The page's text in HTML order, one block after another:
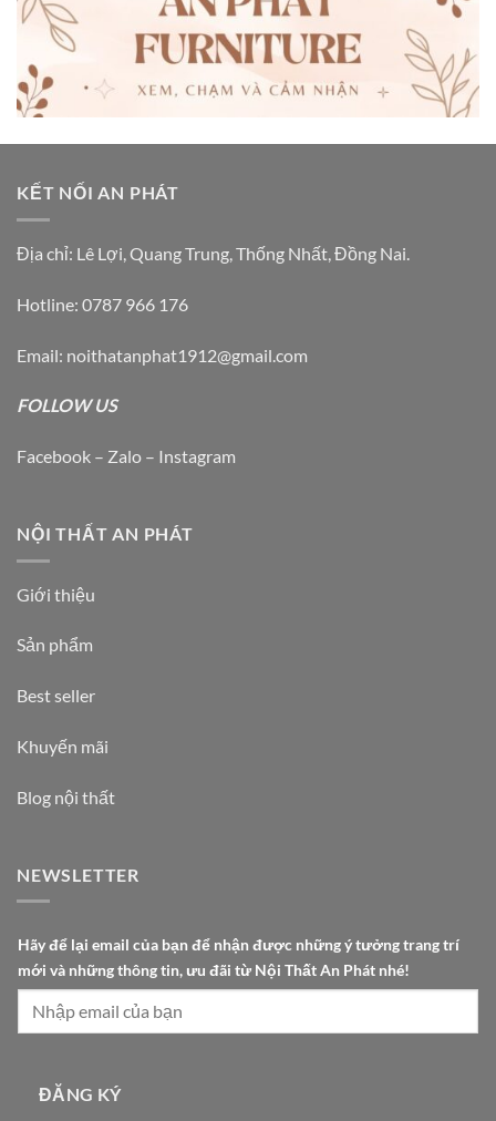
KẾT NỐI AN PHÁT
Địa chỉ: Lê Lợi, Quang Trung, Thống Nhất, Đồng Nai.
Hotline: 0787 966 176
Email: noithatanphat1912@gmail.com
FOLLOW US
Facebook – Zalo – Instagram
NỘI THẤT AN PHÁT
Giới thiệu
Sản phẩm
Best seller
Khuyến mãi
Blog nội thất
NEWSLETTER
h
Hãy để lại email của bạn để nhận được những ý tưởng trang trí
mới và những thông tin, ưu đãi từ Nội Thất An Phát nhé!
ĐĂNG KÝ